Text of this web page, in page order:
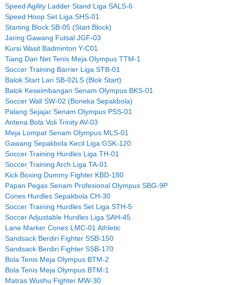
Speed Agility Ladder Stand Liga SALS-6
Speed Hoop Set Liga SHS-01
Starting Block SB-05 (Start Block)
Jaring Gawang Futsal JGF-03
Kursi Wasit Badminton Y-C01
Tiang Dan Net Tenis Meja Olympus TTM-1
Soccer Training Barrier Liga STB-01
Balok Start Lari SB-02LS (Blok Start)
Balok Keseimbangan Senam Olympus BKS-01
Soccer Wall SW-02 (Boneka Sepakbola)
Palang Sejajar Senam Olympus PSS-01
Antena Bola Voli Trinity AV-03
Meja Lompat Senam Olympus MLS-01
Gawang Sepakbola Kecil Liga GSK-120
Soccer Training Hurdles Liga TH-01
Soccer Training Arch Liga TA-01
Kick Boxing Dummy Fighter KBD-180
Papan Pegas Senam Profesional Olympus SBG-9P
Cones Hurdles Sepakbola CH-30
Soccer Training Hurdles Set Liga STH-5
Soccer Adjustable Hurdles Liga SAH-45
Lane Marker Cones LMC-01 Athletic
Sandsack Berdiri Fighter SSB-150
Sandsack Berdiri Fighter SSB-170
Bola Tenis Meja Olympus BTM-2
Bola Tenis Meja Olympus BTM-1
Matras Wushu Fighter MW-30